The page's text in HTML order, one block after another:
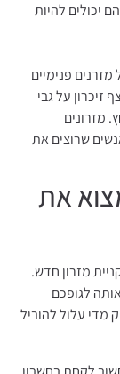
יכולים להיות
פנימיים
זיכרון על גבי
מזרונים
שרוצים את
את
מזרון חדש.
לגופכם
מדי עלול להוביל